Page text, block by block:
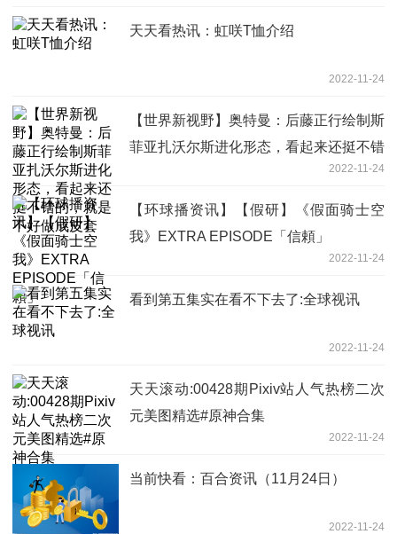
天天看热讯：虹咲T恤介绍
2022-11-24
【世界新视野】奥特曼：后藤正行绘制斯
菲亚扎沃尔斯进化形态，看起来还挺不错
2022-11-24
【环球播资讯】【假研】《假面骑士空
我》EXTRA EPISODE「信頼」
2022-11-24
看到第五集实在看不下去了:全球视讯
2022-11-24
天天滚动:00428期Pixiv站人气热榜二次
元美图精选#原神合集
2022-11-24
当前快看：百合资讯（11月24日）
2022-11-24